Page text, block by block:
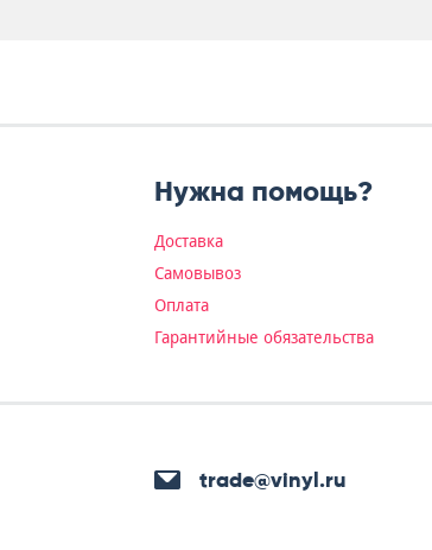
Нужна помощь?
Доставка
Самовывоз
Оплата
Гарантийные обязательства
trade@vinyl.ru